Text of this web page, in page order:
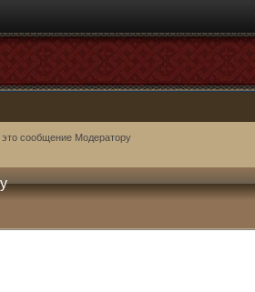
сообщение Модератору